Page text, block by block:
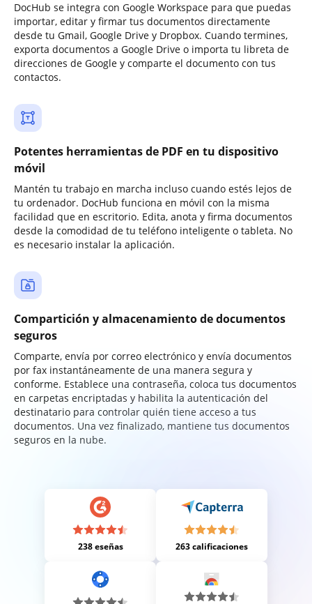
DocHub se integra con Google Workspace para que puedas
importar, editar y firmar tus documentos directamente
desde tu Gmail, Google Drive y Dropbox. Cuando termines,
exporta documentos a Google Drive o importa tu libreta de
direcciones de Google y comparte el documento con tus
contactos.
Potentes herramientas de PDF en tu dispositivo
móvil
Mantén tu trabajo en marcha incluso cuando estés lejos de
tu ordenador. DocHub funciona en móvil con la misma
facilidad que en escritorio. Edita, anota y firma documentos
desde la comodidad de tu teléfono inteligente o tableta. No
es necesario instalar la aplicación.
Compartición y almacenamiento de documentos
seguros
Comparte, envía por correo electrónico y envía documentos
por fax instantáneamente de una manera segura y
conforme. Establece una contraseña, coloca tus documentos
en carpetas encriptadas y habilita la autenticación del
destinatario para controlar quién tiene acceso a tus
documentos. Una vez finalizado, mantiene tus documentos
seguros en la nube.
238 eseñas 263 calificaciones